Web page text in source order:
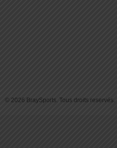
© 2026 BraySports. Tous droits reservés.